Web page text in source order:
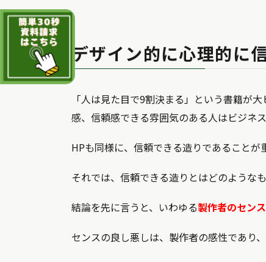
デザイン的に心理的に
「人は見た目で9割決まる」という書籍が
感、信頼感できる雰囲気のある人はビジネ
HPも同様に、信頼できる造りであることが
それでは、信頼できる造りとはどのような
結論を先に言うと、いわゆる製作者のセン
センスの良し悪しは、製作者の感性であり